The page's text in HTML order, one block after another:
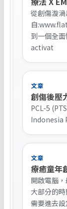
從創傷漩
自
到一個全
activat
文章
創傷後壓
PCL-5
Indonesia
文章
療癒童年
開啟電腦
大部分的
需要進去